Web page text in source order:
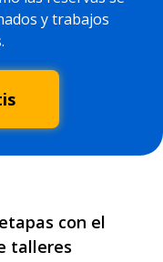
y trabajos
con el
talleres